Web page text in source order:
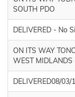
SOUTH PDO
DELIVERED - No
ON ITS WAY
WEST MIDLANDS
DELIVERED08/03/